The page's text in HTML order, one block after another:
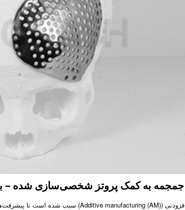
جمجمه به کمک پروتز شخصی‌سازی شده